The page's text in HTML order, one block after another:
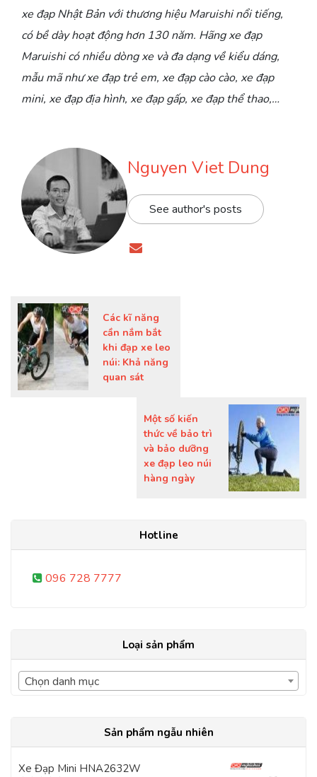
xe đạp Nhật Bản với thương hiệu Maruishi nổi tiếng,
có bề dày hoạt động hơn 130 năm. Hãng xe đạp
Maruishi có nhiều dòng xe và đa dạng về kiểu dáng,
mẫu mã như xe đạp trẻ em, xe đạp cào cào, xe đạp
mini, xe đạp địa hình, xe đạp gấp, xe đạp thể thao,…
Nguyen Viet Dung
See author's posts
Các kĩ năng
cần nắm bắt
khi đạp xe leo
núi: Khả năng
quan sát
Một số kiến
thức về bảo trì
và bảo dưỡng
xe đạp leo núi
hàng ngày
Hotline
096 728 7777
Loại sản phẩm
Chọn danh mục
Sản phẩm ngẫu nhiên
Xe Đạp Mini HNA2632W